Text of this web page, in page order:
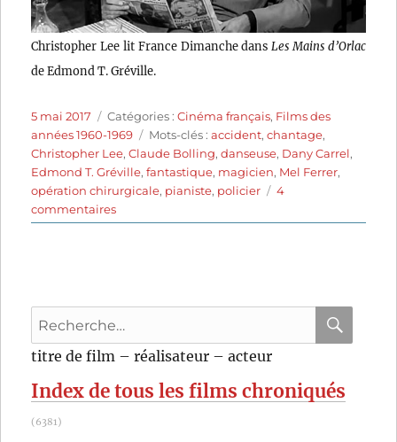
Christopher Lee lit France Dimanche dans Les Mains d’Orlac
de Edmond T. Gréville.
Publié
le
5 mai 2017 Catégories
Catégories :Cinéma français, Films des
années 1960-1969
Étiquettes
Mots-clés :accident,chantage,
Christopher Lee,Claude Bolling,danseuse, Dany Carrel,
Edmond T. Gréville,fantastique, magicien, Mel Ferrer,
opération chirurgicale, pianiste, policier
4
commentairessur
Les
Gréville
Recherche
pour
:
titre de film – réalisateur – acteur
Index de tous les films chroniqués
(6381)